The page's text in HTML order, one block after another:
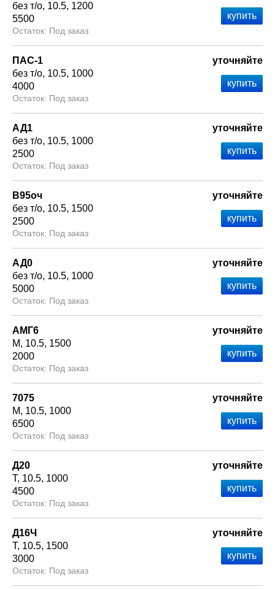
без т/о 10.5 1200
5500
Под заказ
ПАС-1
без т/о 10.5 1000
4000
Под заказ
уточняйте
АД1
без т/о 10.5 1000
2500
Под заказ
уточняйте
В95оч
без т/о 10.5 1500
2500
Под заказ
уточняйте
АД0
без т/о 10.5 1000
5000
Под заказ
уточняйте
АМГ6
М
10.5 1500
2000
Под заказ
уточняйте
7075
М
10.5 1000
6500
Под заказ
уточняйте
Д20
Т 10.5 1000
4500
Под заказ
уточняйте
Д16Ч
Т 10.5 1500
3000
Под заказ
уточняйте